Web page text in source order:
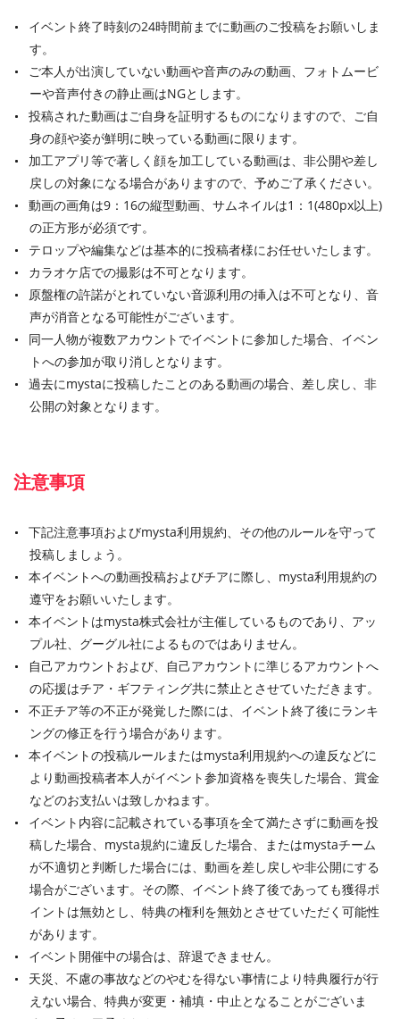
イベント終了時刻の24時間前までに動画のご投稿をお願いしま
す。
ご本人が出演していない動画や音声のみの動画、フォトムービ
ーや音声付きの静止画はNGとします。
投稿された動画はご自身を証明するものになりますので、ご自
身の顔や姿が鮮明に映っている動画に限ります。
加工アプリ等で著しく顔を加工している動画は、非公開や差し
戻しの対象になる場合がありますので、予めご了承ください。
動画の画角は9：16の縦型動画、サムネイルは1：1(480px以上)
の正方形が必須です。
テロップや編集などは基本的に投稿者様にお任せいたします。
カラオケ店での撮影は不可となります。
原盤権の許諾がとれていない音源利用の挿入は不可となり、音
声が消音となる可能性がございます。
同一人物が複数アカウントでイベントに参加した場合、イベン
トへの参加が取り消しとなります。
過去にmystaに投稿したことのある動画の場合、差し戻し、非
公開の対象となります。
注意事項
下記注意事項およびmysta利用規約、その他のルールを守って
投稿しましょう。
本イベントへの動画投稿およびチアに際し、mysta利用規約の
遵守をお願いいたします。
本イベントはmysta株式会社が主催しているものであり、アッ
プル社、グーグル社によるものではありません。
自己アカウントおよび、自己アカウントに準じるアカウントへ
の応援はチア・ギフティング共に禁止とさせていただきます。
不正チア等の不正が発覚した際には、イベント終了後にランキ
ングの修正を行う場合があります。
本イベントの投稿ルールまたはmysta利用規約への違反などに
より動画投稿者本人がイベント参加資格を喪失した場合、賞金
などのお支払いは致しかねます。
イベント内容に記載されている事項を全て満たさずに動画を投
稿した場合、mysta規約に違反した場合、またはmystaチーム
が不適切と判断した場合には、動画を差し戻しや非公開にする
場合がございます。その際、イベント終了後であっても獲得ポ
イントは無効とし、特典の権利を無効とさせていただく可能性
があります。
イベント開催中の場合は、辞退できません。
天災、不慮の事故などのやむを得ない事情により特典履行が行
えない場合、特典が変更・補填・中止となることがございま